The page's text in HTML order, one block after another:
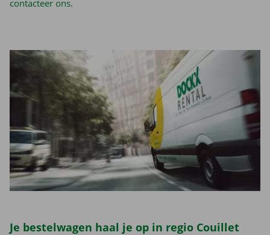
contacteer ons.
Je bestelwagen haal je op in regio Couillet